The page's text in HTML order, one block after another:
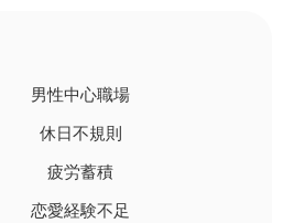
男性中心職場
休日不規則
疲労蓄積
恋愛経験不足